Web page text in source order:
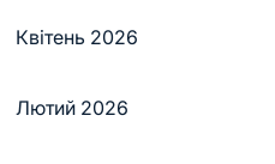
Квітень 2026
Лютий 2026